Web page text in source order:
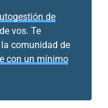
de
vos. Te
comunidad de
con un mínimo